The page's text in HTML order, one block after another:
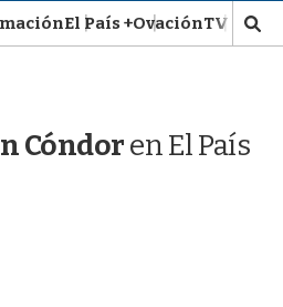
El País +OvaciónTV Show
M
o
Cóndoren El País